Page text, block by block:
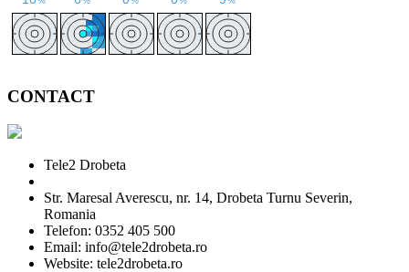
CONTACT
Tele2 Drobeta
Str. Maresal Averescu, nr. 14, Drobeta Turnu Severin,
Romania
Telefon: 0352 405 500
Email: info@tele2drobeta.ro
Website: tele2drobeta.ro